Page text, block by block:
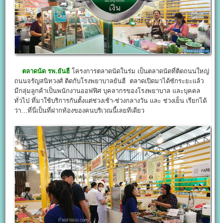
ตลาดนัด รพ.ยันฮี โครงการตลาดนัดในร่ม เป็นตลาดนัดที่ติดถนนใหญ่
ถนนจรัญสนิทวงศ์ ติดกับโรงพยาบาลยันฮี ตลาดเปิดมาได้ซักระยะแล้ว
มีกลุ่มลูกค้าเป็นพนักงานออฟฟิศ บุคลากรของโรงพยาบาล และบุคคล
ทั่วไป ที่มาใช้บริการกันตั้งแต่ช่วงเช้า-ช่วงกลางวัน และ ช่วงเย็น เรียกได้
ว่า…ที่นี่เป็นที่ฝากท้องของคนบริเวณนี้เลยทีเดียว